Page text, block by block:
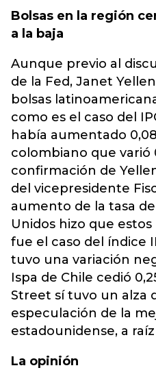
Bolsas en la región
a la baja
Aunque previo al
de la Fed, Janet
bolsas
como es el caso del
había aumentado
colombiano que varió
confirmación de
del vicepresidente
aumento de la tasa
Unidos hizo que
fue el caso del índice
tuvo una variación
Ispa de Chile cedió
Street sí tuvo un alza
especulación de la
estadounidense, a
La opinión